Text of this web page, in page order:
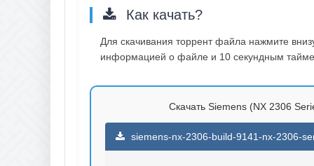
Как качать?
Для скачивания торрент файла нажмите
информацией о файле и 10 секундным
Скачать Siemens (NX 2306
siemens-nx-2306-build-9141-nx-2306-